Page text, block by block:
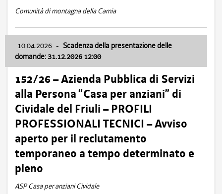
Comunità di montagna della Carnia
10.04.2026 - Scadenza della presentazione delle
domande: 31.12.2026 12:00
152/26 – Azienda Pubblica di Servizi
alla Persona “Casa per anziani” di
Cividale del Friuli – PROFILI
PROFESSIONALI TECNICI – Avviso
aperto per il reclutamento
temporaneo a tempo determinato e
pieno
ASP Casa per anziani Cividale